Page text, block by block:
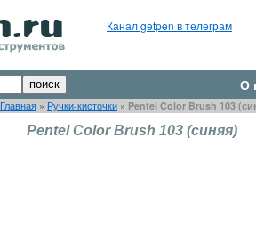
Канал getpen в телеграм
О
Главная » Ручки-кисточки » Pentel Color Brush 103
Pentel Color Brush 103 (синяя)